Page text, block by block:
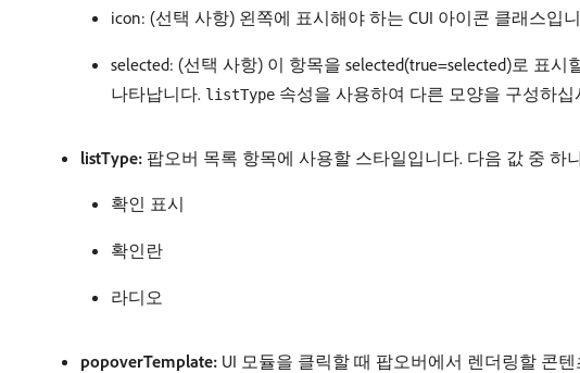
icon: (선택 사항) 왼쪽에 표시해야 하는 CUI 아이콘 클래스입
selected: (선택 사항) 이 항목을 selected(true=selected)로 표
나타납니다. listType 속성을 사용하여 다른 모양을 구성하십
listType: 팝오버 목록 항목에 사용할 스타일입니다. 다음 값 중 하
확인 표시
확인란
라디오
popoverTemplate: UI 모듈을 클릭할 때 팝오버에서 렌더링할 콘